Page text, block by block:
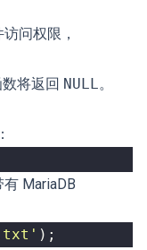
问权限，
数将返回 NULL。
MariaDB
);